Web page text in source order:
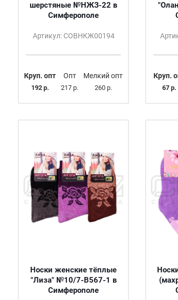
шерстяные №НЖЗ-22 в
Симферополе
Артикул: СОВНКЖ00194
Круп. опт
192 р.
Опт
217 р.
Мелкий опт
260 р.
Круп.
67 р.
Носки женские тёплые
"Лиза" №10/7-B567-1 в
Симферополе